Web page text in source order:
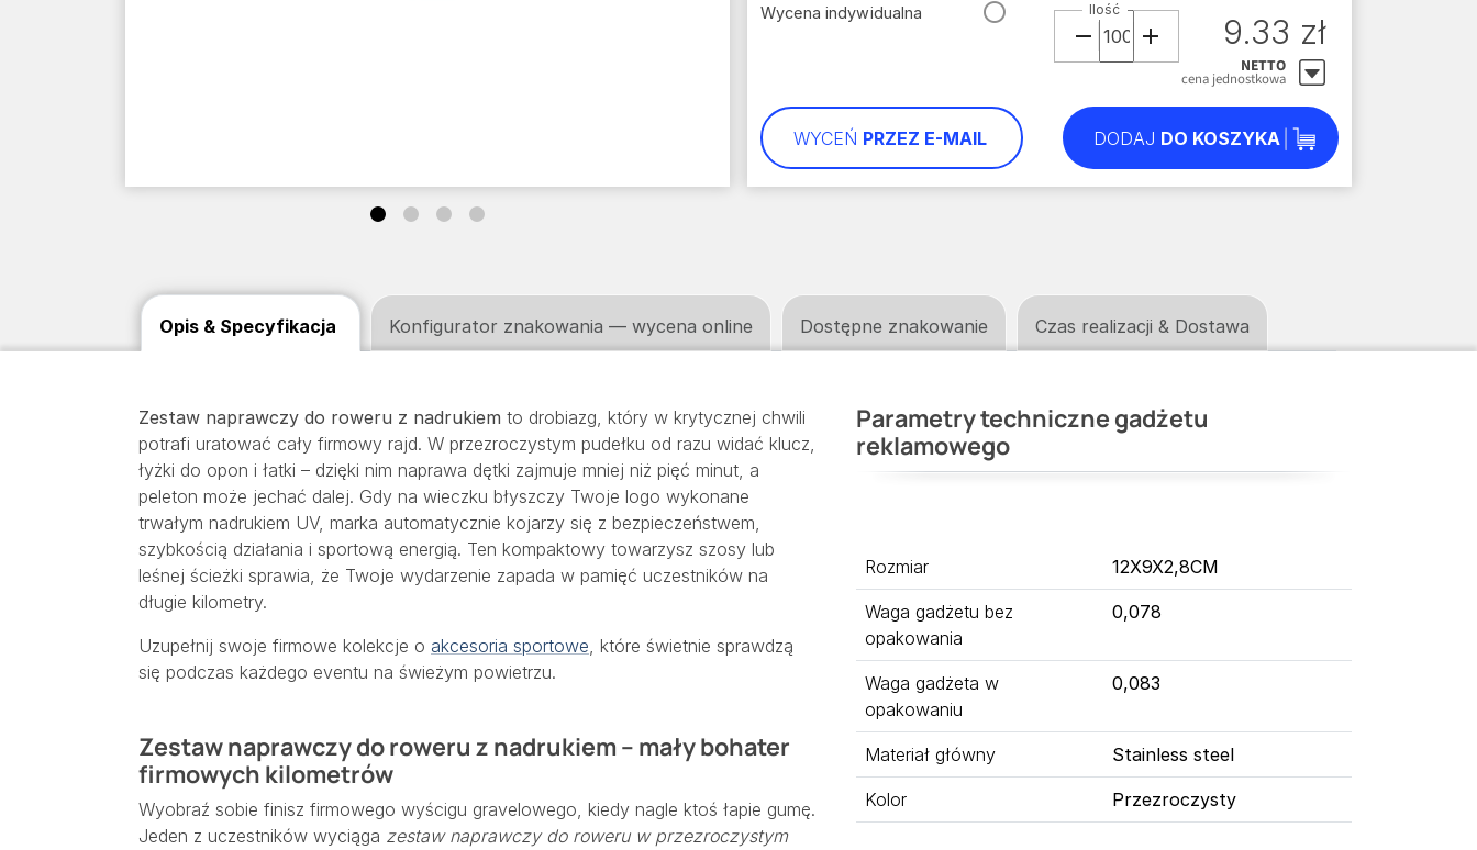
Zestaw naprawczy do roweru z nadrukiem to drobiazg, który w krytycznej chwili
potrafi uratować cały firmowy rajd. W przezroczystym pudełku od razu widać klucz,
łyżki do opon i łatki – dzięki nim naprawa dętki zajmuje mniej niż pięć minut, a
peleton może jechać dalej. Gdy na wieczku błyszczy Twoje logo wykonane
trwałym nadrukiem UV, marka automatycznie kojarzy się z bezpieczeństwem,
szybkością działania i sportową energią. Ten kompaktowy towarzysz szosy lub
leśnej ścieżki sprawia, że Twoje wydarzenie zapada w pamięć uczestników na
długie kilometry.
Uzupełnij swoje firmowe kolekcje o akcesoria sportowe, które świetnie sprawdzą
się podczas każdego eventu na świeżym powietrzu.
Zestaw naprawczy do roweru z nadrukiem – mały bohater
firmowych kilometrów
Wyobraź sobie finisz firmowego wyścigu gravelowego, kiedy nagle ktoś łapie gumę.
Jeden z uczestników wyciąga zestaw naprawczy do roweru w przezroczystym
Parametry techniczne gadżetu
reklamowego
Rozmiar 12X9X2,8CM
Waga gadżetu bez
opakowania
0,078
Waga gadżeta w
opakowaniu
0,083
Materiał główny Stainless steel
Kolor Przezroczysty
Opis & Specyfikacja Konfigurator znakowania — wycena online Dostępne znakowanie Czas realizacji & Dostawa
Wycena indywidualna
Ilość
9.33 zł
NETTO
cena jednostkowa
WYCEŃ PRZEZ E-MAIL DODAJ DO KOSZYKA